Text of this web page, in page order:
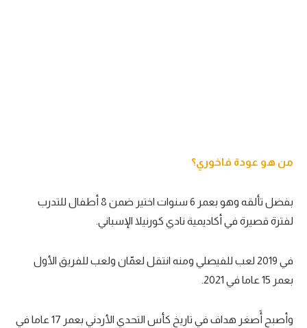
من هو عودة فاخوري؟
بفضل تألقه وهو بعمر 6 سنوات اختير ضمن 8 أطفال للتدرب
لفترة قصيرة في أكاديمية نادي كورنيلا الإسباني.
في 2019 لعب للفيصلي ومنه انتقل لعمّان ولعب للفريق الأول
بعمر 15 عاما في 2021.
وأصبح أًصغر هداف في تاريخ كأس التحدي الأردني بعمر 17 عاما في